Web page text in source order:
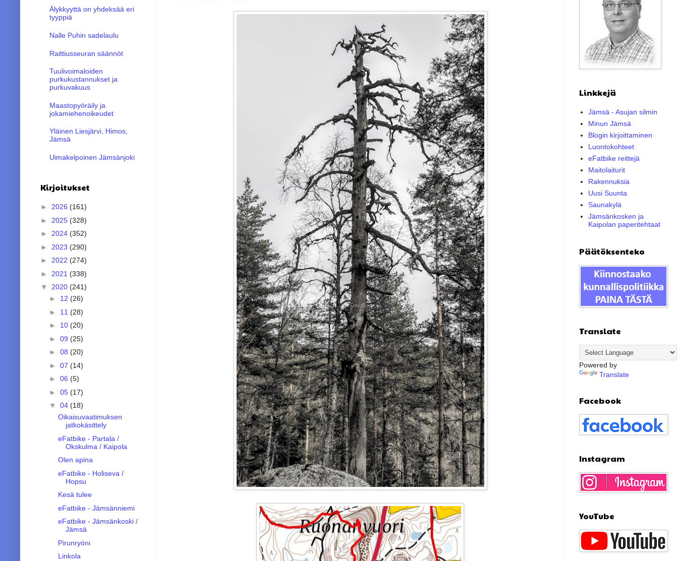
Älykkyyttä on yhdeksää eri
tyyppiä
Nalle Puhin sadelaulu
Raittiusseuran säännöt
Tuulivoimaloiden
purkukustannukset ja
purkuvakuus
Maastopyöräily ja
jokamiehenoikeudet
Yläinen Liesjärvi, Himos,
Jämsä
Uimakelpoinen Jämsänjoki
Kirjoitukset
► 2026 (161)
► 2025 (328)
► 2024 (352)
► 2023 (290)
► 2022 (274)
► 2021 (338)
▼ 2020 (241)
► 12 (26)
► 11 (28)
► 10 (20)
► 09 (25)
► 08 (20)
► 07 (14)
► 06 (5)
► 05 (17)
▼ 04 (18)
Oikaisuvaatimuksen
jatkokäsittely
eFatbike - Partala /
Okskulma / Kaipola
Olen apina
eFatbike - Holiseva /
Hopsu
Kesä tulee
eFatbike - Jämsänniemi
eFatbike - Jämsänkoski /
Jämsä
Pirunryöni
Linkola
Linkkejä
Jämsä - Asujan silmin
Minun Jämsä
Blogin kirjoittaminen
Luontokohteet
eFatbike reittejä
Maitolaiturit
Rakennuksia
Uusi Suunta
Saunakylä
Jämsänkosken ja
Kaipolan paperitehtaat
Päätöksenteko
Translate
Powered by
Translate
Facebook
Instagram
YouTube